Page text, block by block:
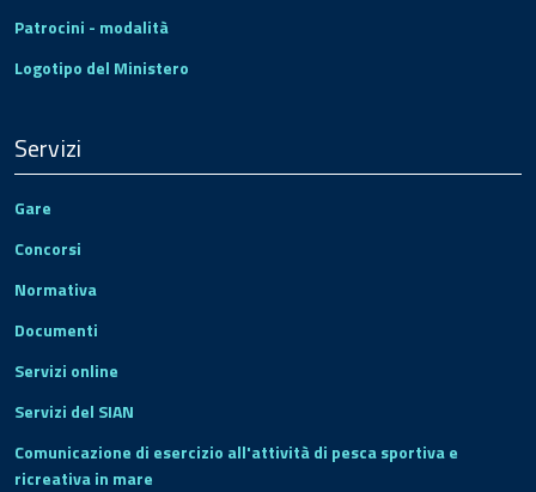
Patrocini - modalità
Logotipo del Ministero
Servizi
Gare
Concorsi
Normativa
Documenti
Servizi online
Servizi del SIAN
Comunicazione di esercizio all'attività di pesca sportiva e
ricreativa in mare